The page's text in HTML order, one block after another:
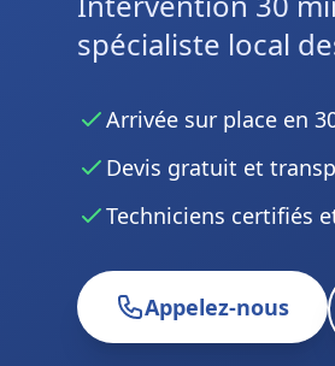
spécialiste local
Arrivée sur place en
Devis gratuit et
Techniciens certifiés
Appelez-nous